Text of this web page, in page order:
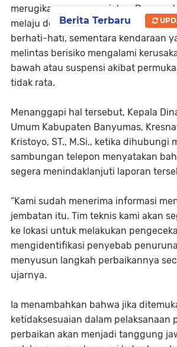
merugikan pengguna jalan.
melaju dengan kecepatan sangat
berhati-hati, sementara kendaraan
melintas berisiko mengalami
bawah atau suspensi akibat
tidak rata.
Menanggapi hal tersebut, Kepala
Umum Kabupaten Banyumas,
Kristoyo, ST., M.Si., ketika dihubungi
sambungan telepon menyatakan
segera menindaklanjuti laporan
“Kami sudah menerima informasi
jembatan itu. Tim teknis kami akan
ke lokasi untuk melakukan
mengidentifikasi penyebab
menyusun langkah perbaikannya
ujarnya.
Ia menambahkan bahwa jika
ketidaksesuaian dalam pelaksanaan
perbaikan akan menjadi tanggung
Berita Terbaru